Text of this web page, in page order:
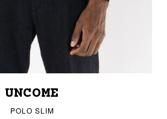
UNCOME
POLO SLIM